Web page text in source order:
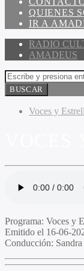
QUIENES
IR A
RADIO
AMADEUS
Voces y
Programa: Voces y
Emitido el 16-06-
Conducción: